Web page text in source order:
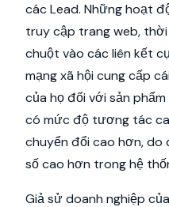
các Lead. Những hoạt
truy cập trang web, thời
chuột vào các liên kết
mạng xã hội cung cấp
của họ đối với sản
có mức độ tương tác
chuyển đổi cao hơn, do
số cao hơn trong hệ
Giả sử doanh nghiệp